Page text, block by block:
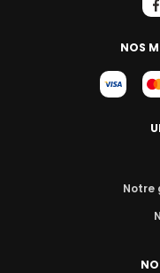
NOS
Notre